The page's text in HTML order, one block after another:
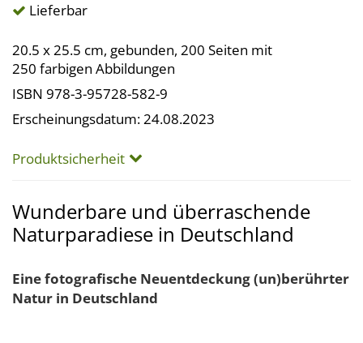
Lieferbar
20.5 x 25.5 cm, gebunden, 200 Seiten mit
250 farbigen Abbildungen
ISBN 978-3-95728-582-9
Erscheinungsdatum: 24.08.2023
Produktsicherheit
Wunderbare und überraschende
Naturparadiese in Deutschland
Eine fotografische Neuentdeckung (un)berührter
Natur in Deutschland